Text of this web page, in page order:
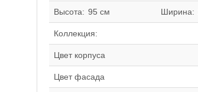
Высота: 95 см Ширина:
Коллекция:
Цвет корпуса
Цвет фасада